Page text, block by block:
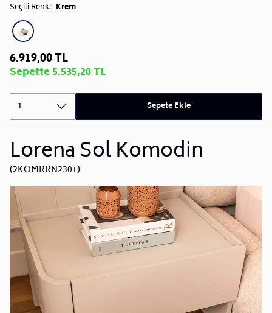
Seçili Renk: Krem
6.919,00 TL
Sepette 5.535,20 TL
1 Sepete Ekle
Lorena Sol Komodin
(2KOMRRN2301)